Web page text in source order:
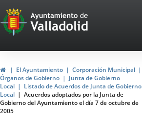
Portal
Web
del
Ayuntamiento
de
Valladolid
InicioEl Ayuntamiento
Corporación Municipal
Órganos de Gobierno
Junta de Gobierno
Local
Listado de Acuerdos de Junta de Gobierno
Local
Acuerdos adoptados por la Junta de
Gobierno del Ayuntamiento el día 7 de octubre de
2005